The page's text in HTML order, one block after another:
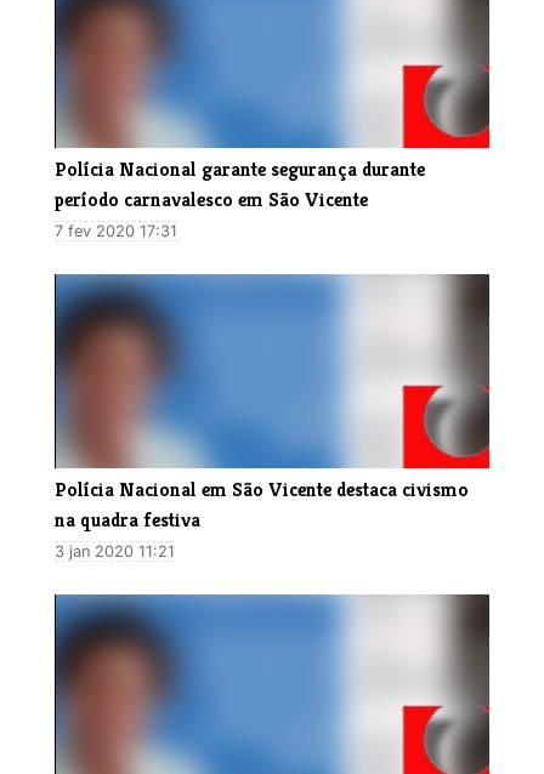
​Polícia Nacional garante segurança durante
período carnavalesco em São Vicente
7 fev 2020 17:31
​Polícia Nacional em São Vicente destaca civismo
na quadra festiva
3 jan 2020 11:21